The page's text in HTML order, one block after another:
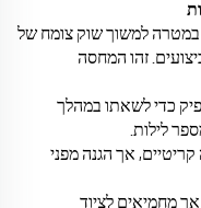
במטרה למשוך שוק צומח של
זהו המחסה
כדי לשאתו במהלך
לילות.
אך הגנה מפני
מחמיאים לציוד